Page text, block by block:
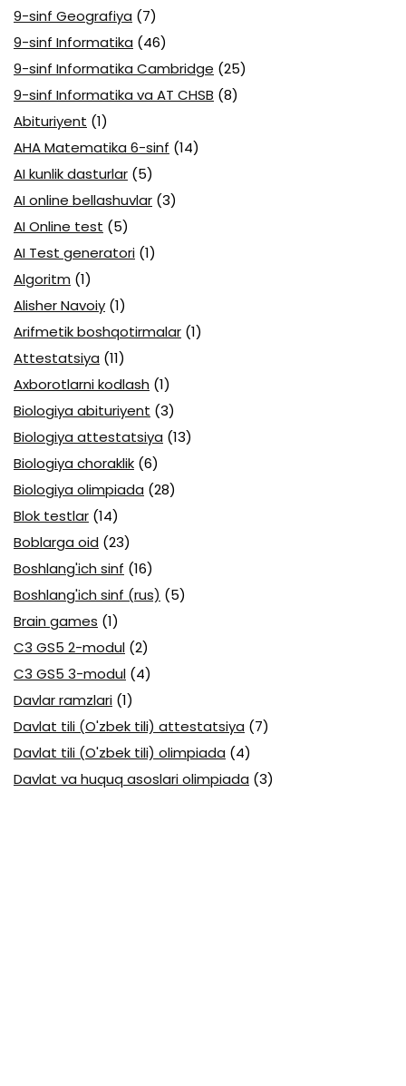
9-sinf Geografiya (7)
9-sinf Informatika (46)
9-sinf Informatika Cambridge (25)
9-sinf Informatika va AT CHSB (8)
Abituriyent (1)
AHA Matematika 6-sinf (14)
AI kunlik dasturlar (5)
AI online bellashuvlar (3)
AI Online test (5)
AI Test generatori (1)
Algoritm (1)
Alisher Navoiy (1)
Arifmetik boshqotirmalar (1)
Attestatsiya (11)
Axborotlarni kodlash (1)
Biologiya abituriyent (3)
Biologiya attestatsiya (13)
Biologiya choraklik (6)
Biologiya olimpiada (28)
Blok testlar (14)
Boblarga oid (23)
Boshlang'ich sinf (16)
Boshlang'ich sinf (rus) (5)
Brain games (1)
C3 GS5 2-modul (2)
C3 GS5 3-modul (4)
Davlar ramzlari (1)
Davlat tili (O'zbek tili) attestatsiya (7)
Davlat tili (O'zbek tili) olimpiada (4)
Davlat va huquq asoslari olimpiada (3)